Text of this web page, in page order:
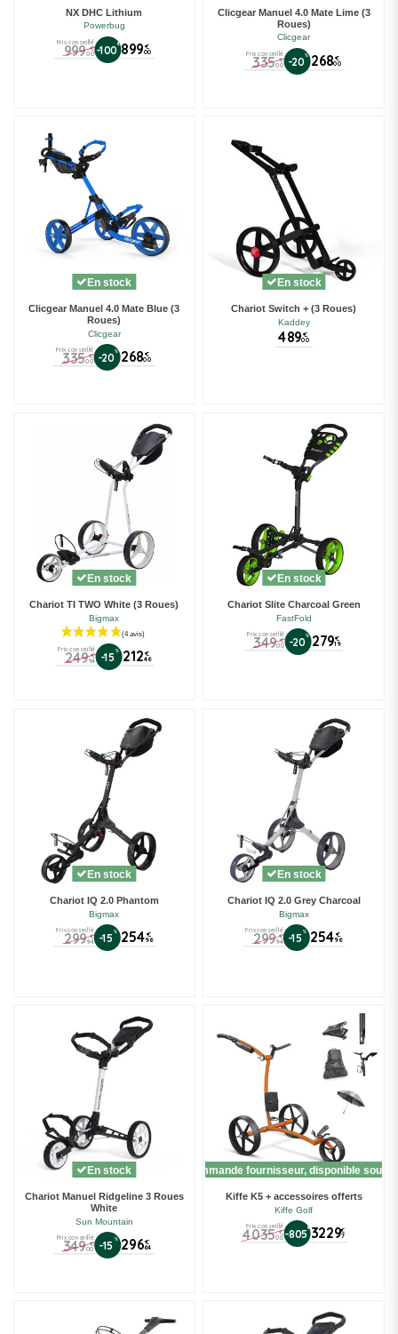
NX DHC Lithium
Powerbug
Prix conseillé
999 €
00 -100€ 899 €
00
Clicgear Manuel 4.0 Mate Lime (3
Roues)
Clicgear
Prix conseillé
335 €
00 -20 % 268 €
00
En stock
Clicgear Manuel 4.0 Mate Blue (3
Roues)
Clicgear
Prix conseillé
335 €
00 -20% 268 €
00
En stock
Chariot Switch + (3 Roues)
Kaddey
489 €
00
En stock
Chariot TI TWO White (3 Roues)
Bigmax
Prix conseillé
249 €
94 -15 % 212 €
46
En stock
Chariot Slite Charcoal Green
FastFold
Prix conseillé
349 €
00 -20% 279€
19
En stock
Chariot IQ 2.0 Phantom
Bigmax
Prix conseillé
299 €
94 -15 % 254 €
96
En stock
Chariot IQ 2.0 Grey Charcoal
Bigmax
Prix conseillé
299 €
94 -15 % 254 €
96
En stock
Chariot Manuel Ridgeline 3 Roues
White
Sun Mountain
Prix conseillé
349 €
00 -15 % 296 €
64
Sur commande fournisseur, disponible sous
Kiffe K5 + accessoires offerts
Kiffe Golf
Prix conseillé
4035 €
00-805€3229€
7